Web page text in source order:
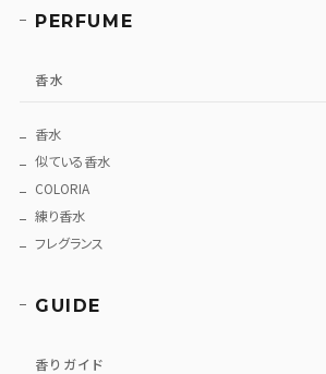
PERFUME
香水
香水
似ている香水
COLORIA
練り香水
フレグランス
GUIDE
香りガイド